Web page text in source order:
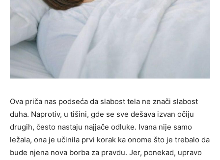
Ova priča nas podseća da slabost tela ne znači slabost
duha. Naprotiv, u tišini, gde se sve dešava izvan očiju
drugih, često nastaju najjače odluke. Ivana nije samo
ležala, ona je učinila prvi korak ka onome što je trebalo da
bude njena nova borba za pravdu. Jer, ponekad, upravo